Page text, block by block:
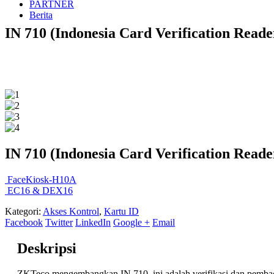
PARTNER
Berita
IN 710 (Indonesia Card Verification
IN 710 (Indonesia Card Verification
FaceKiosk-H10A
EC16 & DEX16
Kategori: Akses Kontrol, Kartu ID
Facebook Twitter LinkedIn Google + Email
Deskripsi